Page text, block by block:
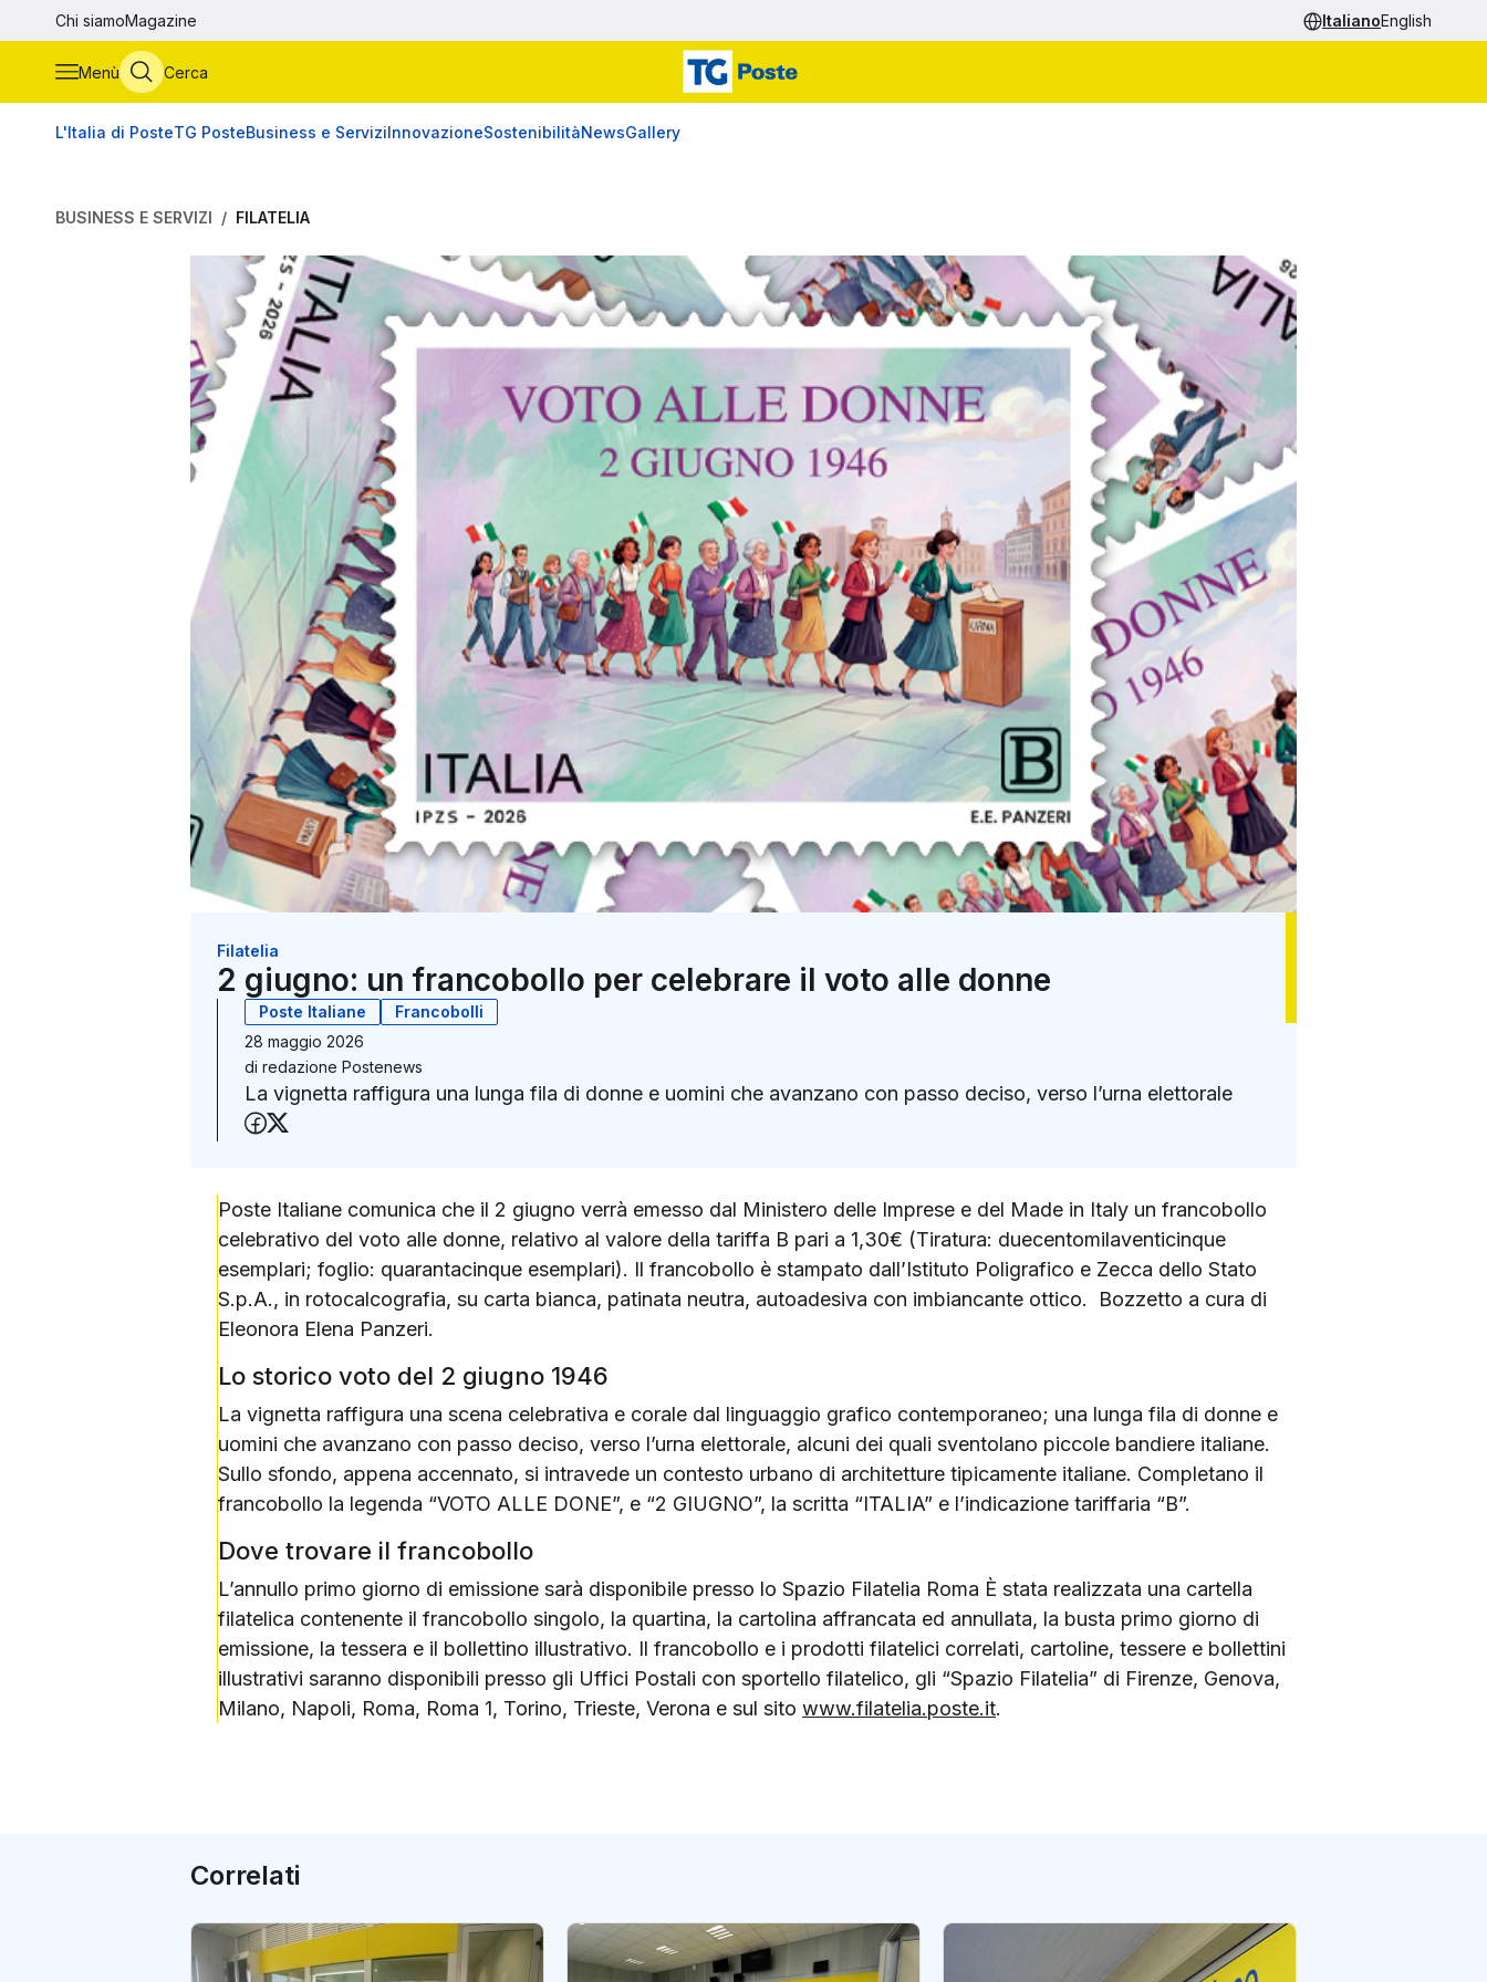
Vai al contenuto principale
Chi siamoMagazine ItalianoEnglish
Menù Cerca
L'Italia di PosteTG PosteBusiness e ServiziInnovazioneSostenibilitàNewsGallery
BUSINESS E SERVIZI FILATELIA
Filatelia
2 giugno: un francobollo per celebrare il voto alle donne
Poste Italiane
Francobolli
28 maggio 2026
di redazione Postenews
La vignetta raffigura una lunga fila di donne e uomini che avanzano con passo deciso, verso l’urna elettorale
Condividi su Facebook
Poste Italiane comunica che il 2 giugno verrà emesso dal Ministero delle Imprese e del Made in Italy un francobollo
celebrativo del voto alle donne, relativo al valore della tariffa B pari a 1,30€ (Tiratura: duecentomilaventicinque
esemplari; foglio: quarantacinque esemplari). Il francobollo è stampato dall’Istituto Poligrafico e Zecca dello Stato
S.p.A., in rotocalcografia, su carta bianca, patinata neutra, autoadesiva con imbiancante ottico. Bozzetto a cura di
Eleonora Elena Panzeri.
Lo storico voto del 2 giugno 1946
La vignetta raffigura una scena celebrativa e corale dal linguaggio grafico contemporaneo; una lunga fila di donne e
uomini che avanzano con passo deciso, verso l’urna elettorale, alcuni dei quali sventolano piccole bandiere italiane.
Sullo sfondo, appena accennato, si intravede un contesto urbano di architetture tipicamente italiane. Completano il
francobollo la legenda “VOTO ALLE DONE”, e “2 GIUGNO”, la scritta “ITALIA” e l’indicazione tariffaria “B”.
Dove trovare il francobollo
L’annullo primo giorno di emissione sarà disponibile presso lo Spazio Filatelia Roma È stata realizzata una cartella
filatelica contenente il francobollo singolo, la quartina, la cartolina affrancata ed annullata, la busta primo giorno di
emissione, la tessera e il bollettino illustrativo. Il francobollo e i prodotti filatelici correlati, cartoline, tessere e bollettini
illustrativi saranno disponibili presso gli Uffici Postali con sportello filatelico, gli “Spazio Filatelia” di Firenze, Genova,
Milano, Napoli, Roma, Roma 1, Torino, Trieste, Verona e sul sito www.filatelia.poste.it.
Correlati